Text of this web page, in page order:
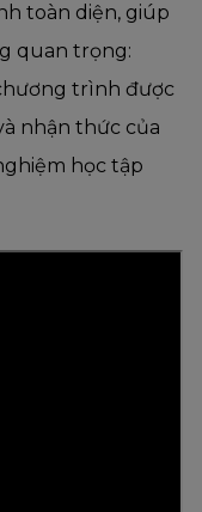
toàn diện, giúp
quan trọng:
trình được
nhận thức của
học tập